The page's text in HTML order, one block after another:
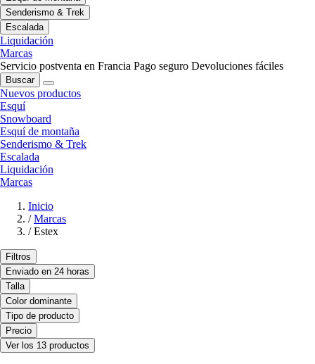
Senderismo & Trek
Escalada
Liquidación
Marcas
Servicio postventa en Francia Pago seguro Devoluciones fáciles
Buscar
Nuevos productos
Esquí
Snowboard
Esquí de montaña
Senderismo & Trek
Escalada
Liquidación
Marcas
Inicio
/ Marcas
/ Estex
Filtros
Enviado en 24 horas
Talla
Color dominante
Tipo de producto
Precio
Ver los 13 productos